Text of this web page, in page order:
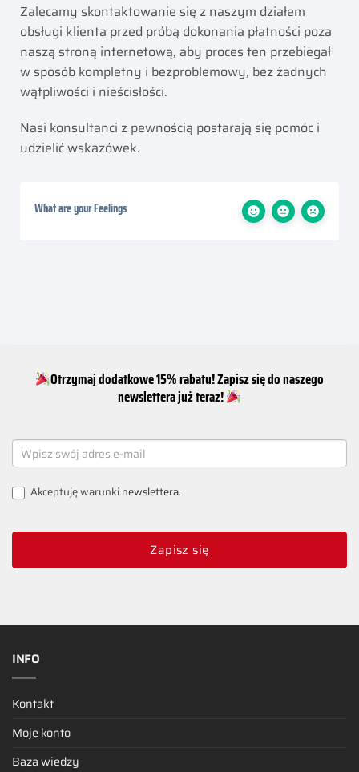
Zalecamy skontaktowanie się z naszym działem
obsługi klienta przed próbą dokonania płatności poza
naszą stroną internetową, aby proces ten przebiegał
w sposób kompletny i bezproblemowy, bez żadnych
wątpliwości i nieścisłości.
Nasi konsultanci z pewnością postarają się pomóc i
udzielić wskazówek.
What are your Feelings
Otrzymaj dodatkowe 15% rabatu! Zapisz się do naszego
newslettera już teraz!
NEWSLETTER
SIGNUP
Akceptuję warunkinewslettera.
Zapisz się
INFO
Kontakt
Moje konto
Baza wiedzy